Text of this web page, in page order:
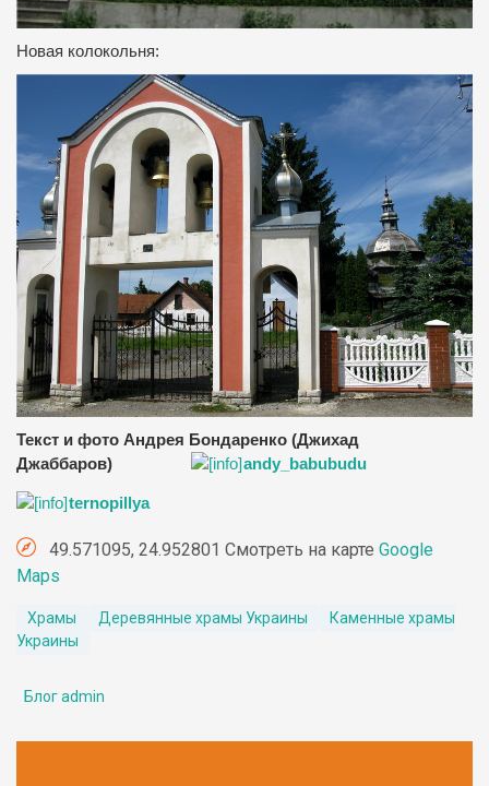
Новая колокольня:
Текст и фото Андрея Бондаренко (Джихад
Джаббаров)
andy_babubudu
ternopillya
49.571095, 24.952801 Смотреть на карте Google
Maps
Храмы Деревянные храмы Украины
Каменные храмы
Украины
Блог admin